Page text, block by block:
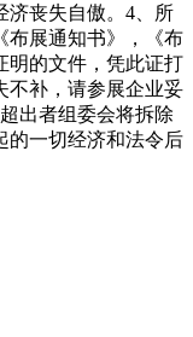
济丧失自傲。4、所
布展通知书》，《布
明的文件，凭此证打
不补，请参展企业妥
出者组委会将拆除
的一切经济和法令后